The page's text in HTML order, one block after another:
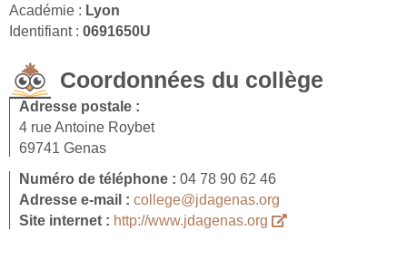
Académie : Lyon
Identifiant : 0691650U
Coordonnées du collège
Adresse postale :
4 rue Antoine Roybet
69741 Genas
Numéro de téléphone : 04 78 90 62 46
Adresse e-mail : college@jdagenas.org
Site internet : http://www.jdagenas.org